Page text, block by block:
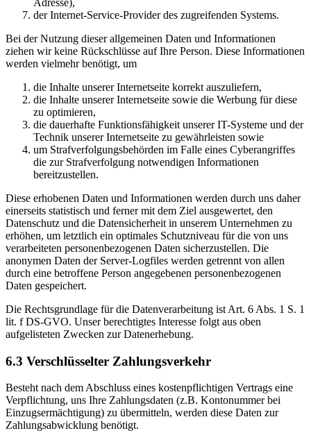
Adresse),
der Internet-Service-Provider des zugreifenden Systems.
Bei der Nutzung dieser allgemeinen Daten und Informationen
ziehen wir keine Rückschlüsse auf Ihre Person. Diese Informationen
werden vielmehr benötigt, um
die Inhalte unserer Internetseite korrekt auszuliefern,
die Inhalte unserer Internetseite sowie die Werbung für diese
zu optimieren,
die dauerhafte Funktionsfähigkeit unserer IT-Systeme und der
Technik unserer Internetseite zu gewährleisten sowie
um Strafverfolgungsbehörden im Falle eines Cyberangriffes
die zur Strafverfolgung notwendigen Informationen
bereitzustellen.
Diese erhobenen Daten und Informationen werden durch uns daher
einerseits statistisch und ferner mit dem Ziel ausgewertet, den
Datenschutz und die Datensicherheit in unserem Unternehmen zu
erhöhen, um letztlich ein optimales Schutzniveau für die von uns
verarbeiteten personenbezogenen Daten sicherzustellen. Die
anonymen Daten der Server-Logfiles werden getrennt von allen
durch eine betroffene Person angegebenen personenbezogenen
Daten gespeichert.
Die Rechtsgrundlage für die Datenverarbeitung ist Art. 6 Abs. 1 S. 1
lit. f DS-GVO. Unser berechtigtes Interesse folgt aus oben
aufgelisteten Zwecken zur Datenerhebung.
6.3 Verschlüsselter Zahlungsverkehr
Besteht nach dem Abschluss eines kostenpflichtigen Vertrags eine
Verpflichtung, uns Ihre Zahlungsdaten (z.B. Kontonummer bei
Einzugsermächtigung) zu übermitteln, werden diese Daten zur
Zahlungsabwicklung benötigt.